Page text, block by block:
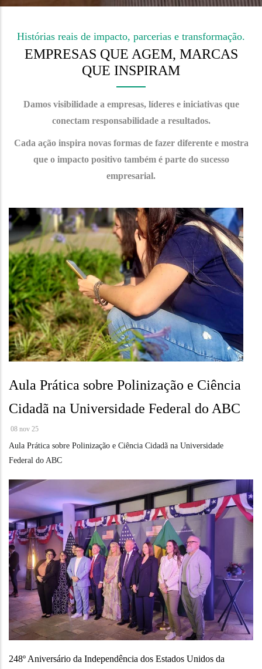
Histórias reais de impacto, parcerias e transformação.
EMPRESAS QUE AGEM, MARCAS
QUE INSPIRAM
Damos visibilidade a empresas, líderes e iniciativas que
conectam responsabilidade a resultados.
Cada ação inspira novas formas de fazer diferente e mostra
que o impacto positivo também é parte do sucesso
empresarial.
Aula Prática sobre Polinização e Ciência
Cidadã na Universidade Federal do ABC
08 nov 25
Aula Prática sobre Polinização e Ciência Cidadã na Universidade
Federal do ABC
248º Aniversário da Independência dos Estados Unidos da